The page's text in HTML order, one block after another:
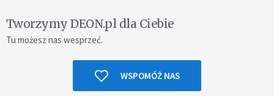
Tworzymy DEON.pl dla Ciebie
Tu możesz nas wesprzeć.
WSPOMÓŻ NAS